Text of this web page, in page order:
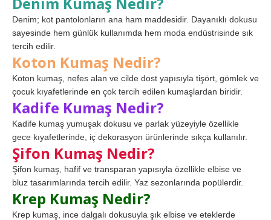
Denim; kot pantolonların ana ham maddesidir. Dayanıklı dokusu
sayesinde hem günlük kullanımda hem moda endüstrisinde sık
tercih edilir.
Koton Kumaş Nedir?
Koton kumaş, nefes alan ve cilde dost yapısıyla tişört, gömlek ve
çocuk kıyafetlerinde en çok tercih edilen kumaşlardan biridir.
Kadife Kumaş Nedir?
Kadife kumaş yumuşak dokusu ve parlak yüzeyiyle özellikle
gece kıyafetlerinde, iç dekorasyon ürünlerinde sıkça kullanılır.
Şifon Kumaş Nedir?
Şifon kumaş, hafif ve transparan yapısıyla özellikle elbise ve
bluz tasarımlarında tercih edilir. Yaz sezonlarında popülerdir.
Krep Kumaş Nedir?
Krep kumaş, ince dalgalı dokusuyla şık elbise ve eteklerde